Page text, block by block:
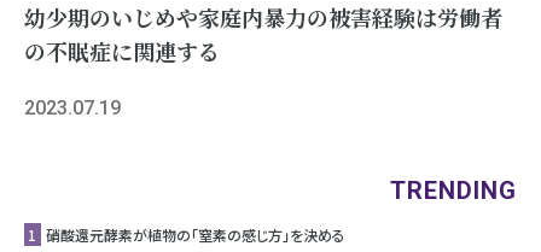
幼少期のいじめや家庭内暴力の被害経験は労働者
の不眠症に関連する
2023.07.19
TRENDING
1 硝酸還元酵素が植物の「窒素の感じ方」を決める